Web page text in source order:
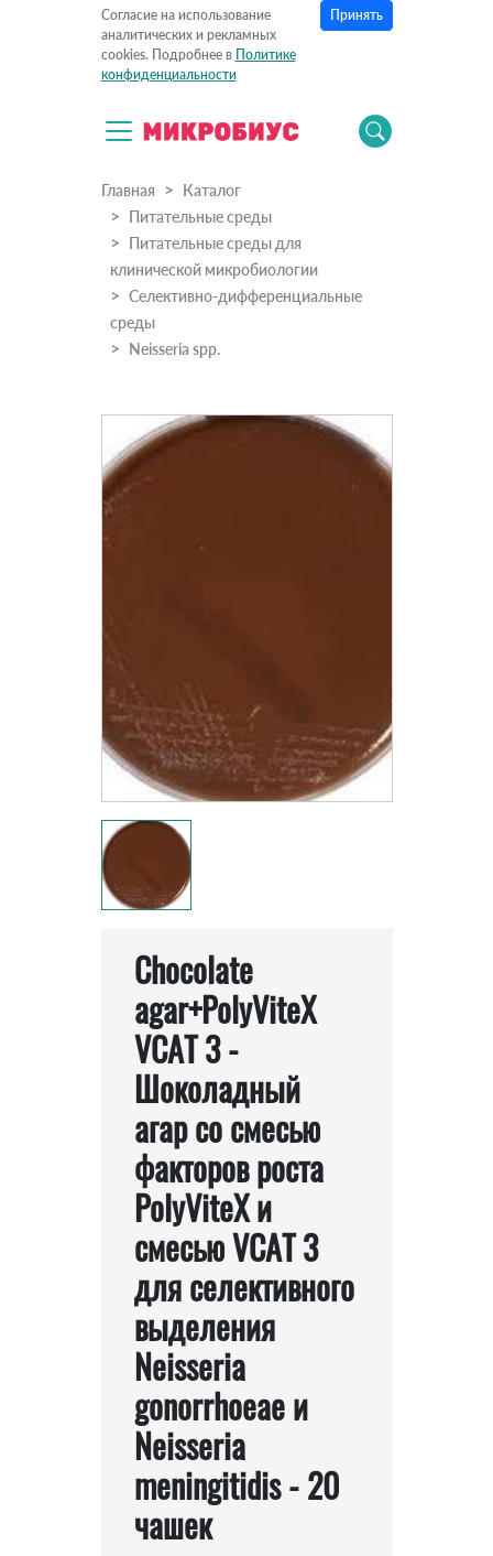
Согласие на использование
аналитических и рекламных
cookies. Подробнее в Политике
конфиденциальности
Принять
Главная
Каталог
Питательные среды
Питательные среды для
клинической микробиологии
Селективно-дифференциальные
среды
Neisseria spp.
Chocolate
agar+PolyViteX
VCAT 3 -
Шоколадный
агар со смесью
факторов роста
PolyViteX и
смесью VCAT 3
для селективного
выделения
Neisseria
gonorrhoeae и
Neisseria
meningitidis - 20
чашек